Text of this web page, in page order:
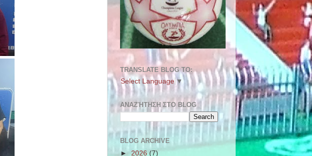
TRANSLATE BLOG TO:
Select Language ▼
ΑΝΑΖΉΤΗΣΗ ΣΤΟ BLOG
BLOG ARCHIVE
► 2026(7)